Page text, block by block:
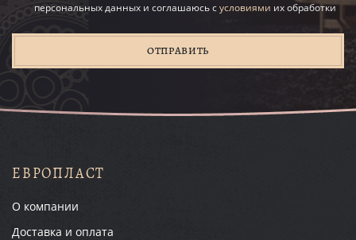
персональных данных и соглашаюсь сусловиями их обработки
ОТПРАВИТЬ
ЕВРОПЛАСТ
О компании
Доставка и оплата